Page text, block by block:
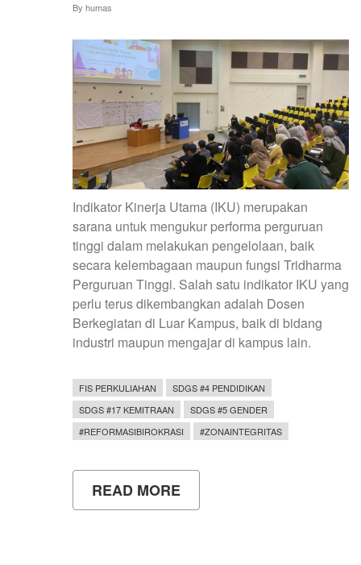
By humas
Indikator Kinerja Utama (IKU) merupakan
sarana untuk mengukur performa perguruan
tinggi dalam melakukan pengelolaan, baik
secara kelembagaan maupun fungsi Tridharma
Perguruan Tinggi. Salah satu indikator IKU yang
perlu terus dikembangkan adalah Dosen
Berkegiatan di Luar Kampus, baik di bidang
industri maupun mengajar di kampus lain.
FIS PERKULIAHAN
SDGS #4 PENDIDIKAN
SDGS #17 KEMITRAAN
SDGS #5 GENDER
#REFORMASIBIROKRASI
#ZONAINTEGRITAS
READ MORE
PERKULIAHAN